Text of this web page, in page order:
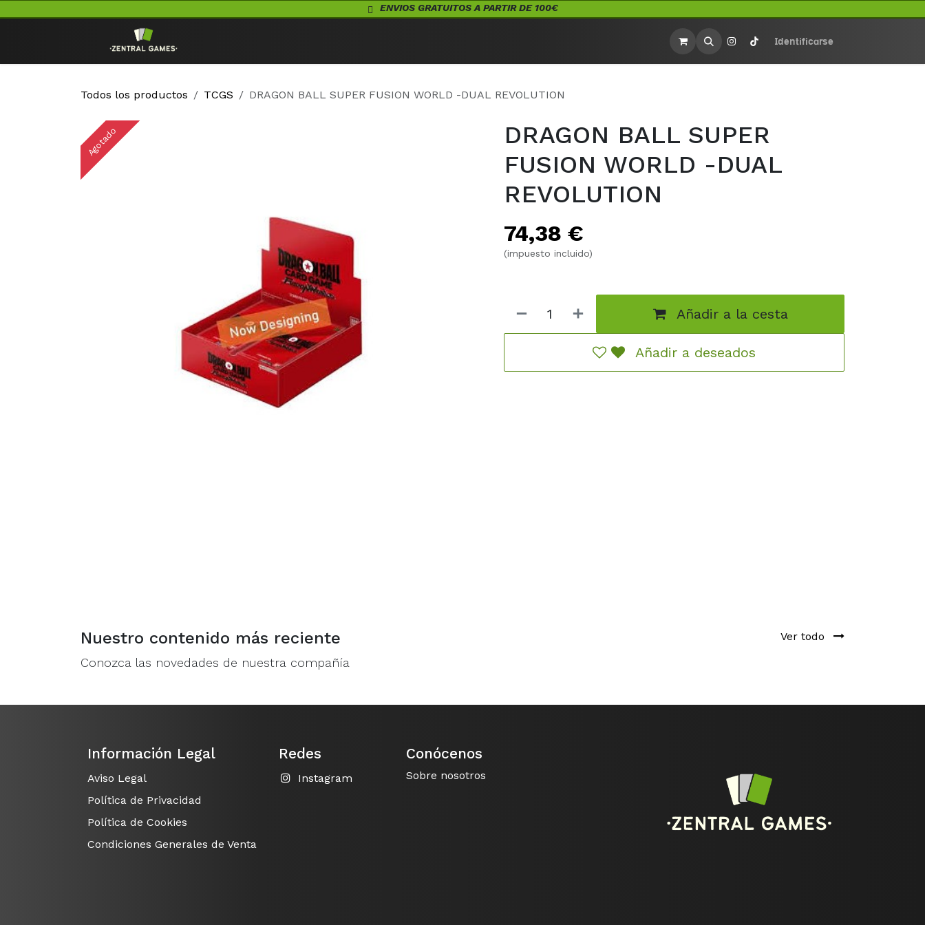
ENVIOS GRATUITOS A PARTIR DE 100€
Merchandasing Identificarse
Todos los productos TCGS DRAGON BALL SUPER FUSION WORLD -DUAL REVOLUTION
Agotado
DRAGON BALL SUPER
FUSION WORLD -DUAL
REVOLUTION
74,38 €
(impuesto incluido)
Añadir a la cesta
Añadir a deseados
Nuestro contenido más reciente
Conozca las novedades de nuestra compañía
Ver todo
Información Legal
Aviso Legal
Política de Privacidad
Política de Cookies
Condiciones Generales de Venta
Redes
Instagram
Conócenos
Sobre nosotros